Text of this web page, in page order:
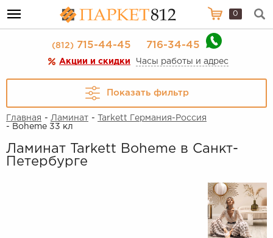
0
(812)715-44-45 716-34-45
Акции и скидки Часы работы и адрес
Показать фильтр
Главная - Ламинат -
Tarkett Германия-Россия
- Boheme 33 кл
Ламинат Tarkett Boheme в Санкт-
Петербурге